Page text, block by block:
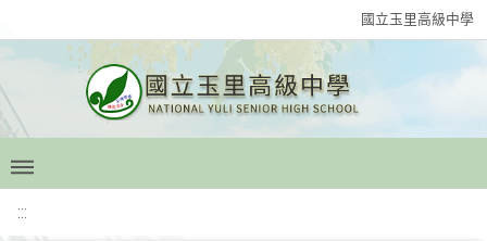
國立玉里高級中學
:::